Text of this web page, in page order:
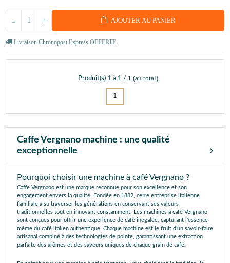
+
- AJOUTER AU PANIER
Livraison Chronopost Express OFFERTE
Produit(s) 1 à 1 / 1 (au total)
1
Caffe Vergnano machine : une qualité
exceptionnelle
Pourquoi choisir une machine à café Vergnano ?
Caffe Vergnano est une marque reconnue pour son excellence et son
engagement envers la qualité. Fondée en 1882, cette entreprise italienne
familiale a su traverser les générations en conservant ses valeurs
traditionnelles tout en innovant constamment. Les machines à café Vergnano
sont conçues pour offrir une expérience de café inégalée, capturant l'essence
même du café italien authentique. Chaque machine est le fruit d'un savoir-faire
artisanal combiné à des technologies de pointe, garantissant une extraction
parfaite des arômes et des saveurs uniques de chaque grain de café.